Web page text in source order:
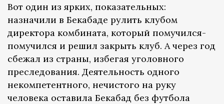
Вот один из ярких, показательных:
назначили в Бекабаде рулить клубом
директора комбината, который помучился-
помучился и решил закрыть клуб. А через год
сбежал из страны, избегая уголовного
преследования. Деятельность одного
некомпетентного, нечистого на руку
человека оставила Бекабад без футбола